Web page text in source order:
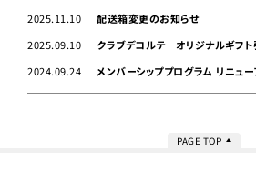
2025.11.10
配送箱変更のお知らせ
2025.09.10
クラブデコルテ オリジナルギフ
2024.09.24
メンバーシッププログラム リニュ
PAGE TOP